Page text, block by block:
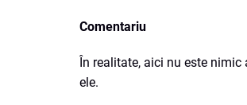
Comentariu
În realitate, aici nu este
ele.